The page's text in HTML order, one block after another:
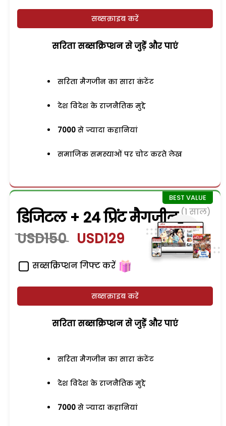
सब्सक्राइब करें
सरिता सब्सक्रिप्शन से जुड़ेें और पाएं
सरिता मैगजीन का सारा कंटेंट
देश विदेश के राजनैतिक मुद्दे
7000 से ज्यादा कहानियां
समाजिक समस्याओं पर चोट करते लेख
डिजिटल + 24 प्रिंट मैगजीन (1 साल)
USD150 USD129
सब्सक्रिप्शन गिफ्ट करें
सब्सक्राइब करें
सरिता सब्सक्रिप्शन से जुड़ेें और पाएं
सरिता मैगजीन का सारा कंटेंट
देश विदेश के राजनैतिक मुद्दे
7000 से ज्यादा कहानियां